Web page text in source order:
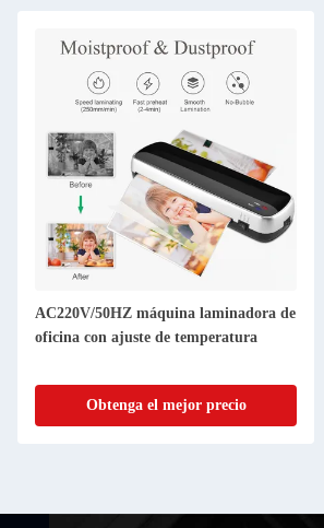
AC220V/50HZ máquina laminadora de
oficina con ajuste de temperatura
Obtenga el mejor precio